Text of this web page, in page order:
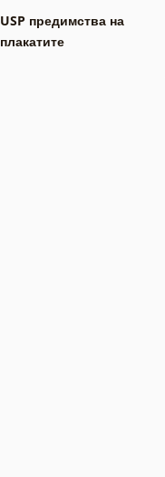
USP предимства на
плакатите